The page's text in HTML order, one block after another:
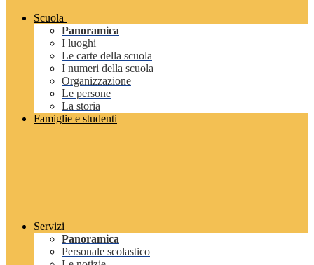
Scuola
Panoramica
I luoghi
Le carte della scuola
I numeri della scuola
Organizzazione
Le persone
La storia
Famiglie e studenti
Servizi
Panoramica
Personale scolastico